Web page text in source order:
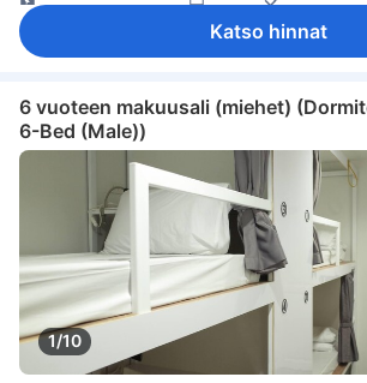
Pistorasiat vuoteen lähellä
Turvaominaisuudet
turvasäilytys tietokoneelle
Katso hinnat
6 vuoteen makuusali (miehet)
6-Bed (Male))
1/10